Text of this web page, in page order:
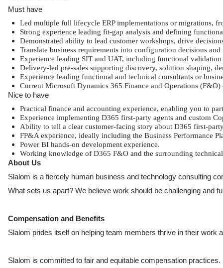
Must have
Led multiple full lifecycle ERP implementations or migrations,
Strong experience leading fit-gap analysis and defining
Demonstrated ability to lead customer workshops, drive
Translate business requirements into configuration decisions
Experience leading SIT and UAT, including functional validation
Delivery-led pre-sales supporting discovery, solution shaping,
Experience leading functional and technical consultants or
Current Microsoft Dynamics 365 Finance and Operations
Nice to have
Practical finance and accounting experience, enabling you to
Experience implementing D365 first-party agents and custom
Ability to tell a clear customer-facing story about D365 first-
FP&A experience, ideally including the Business Performance
Power BI hands-on development experience.
Working knowledge of D365 F&O and the surrounding
About Us
Slalom is a fiercely human business and technology consulting
What sets us apart? We believe work should be challenging and
Compensation and Benefits
Slalom prides itself on helping team members thrive in their work
Slalom is committed to fair and equitable compensation